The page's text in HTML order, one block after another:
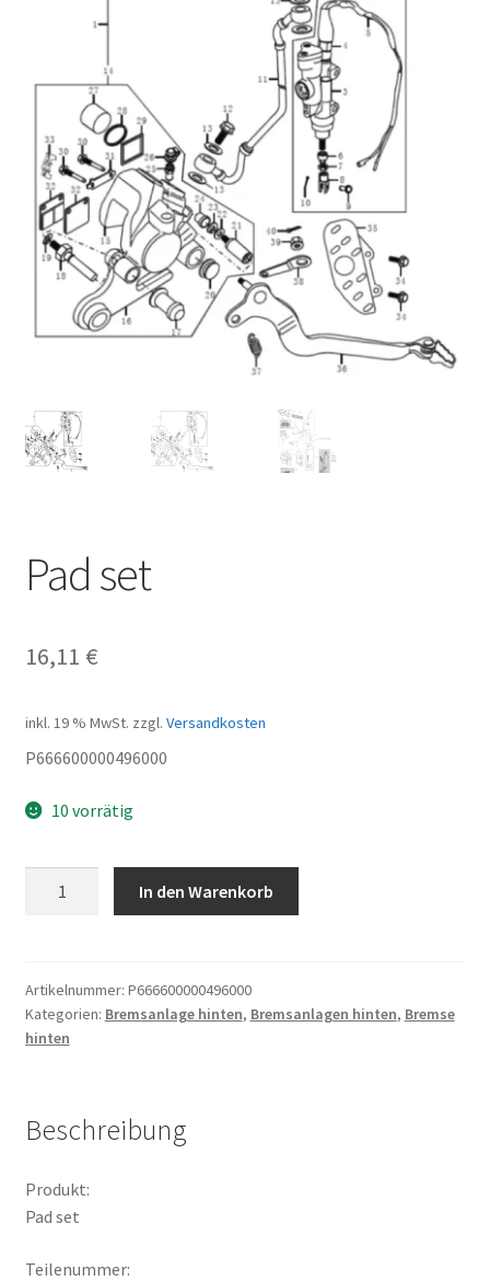
Pad set
16,11 €
inkl. 19 % MwSt. zzgl. Versandkosten
P666600000496000
10 vorrätig
In den Warenkorb
Artikelnummer: P666600000496000
Kategorien: Bremsanlage hinten, Bremsanlagen hinten, Bremse
hinten
Beschreibung
Produkt:
Pad set
Teilenummer: